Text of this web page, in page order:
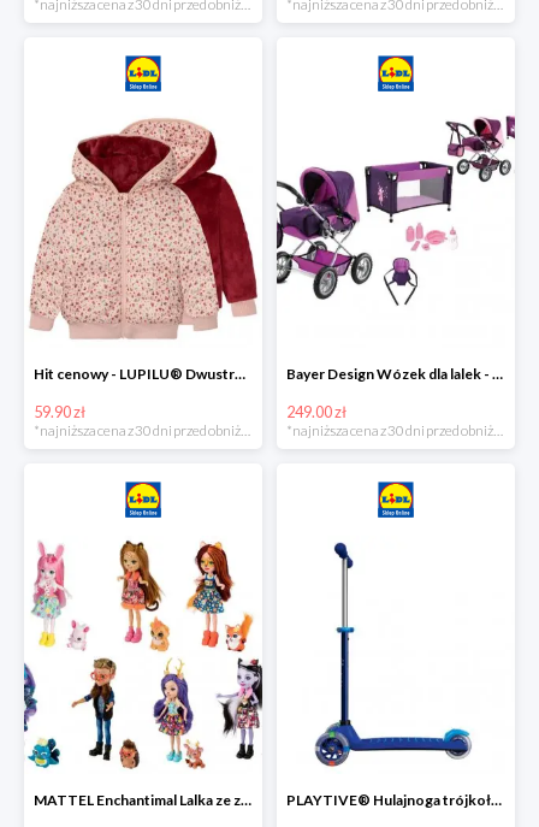
Hit cenowy - LUPILU® Dwustronna kurtka pikowana dziewczęca
59.90 zł
*najniższa cena z 30 dni przed obniżką
Bayer Design Wózek dla lalek - megazestaw
249.00 zł
*najniższa cena z 30 dni przed obniżką
MATTEL Enchantimal Lalka ze zwierzątkiem PLAYTIVE® Hulajnoga trójkołowa Tri Scooter z diodami LED